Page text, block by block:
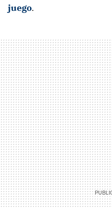
juego.